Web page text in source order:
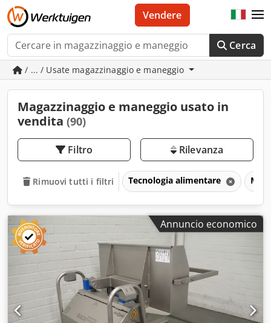
Cerca
Vendere
/ ... / Usate magazzinaggio e maneggio
Magazzinaggio e maneggio usato in
vendita (90)
Filtro Rilevanza
Rimuovi tutti i filtri Tecnologia alimentare
Annuncio economico